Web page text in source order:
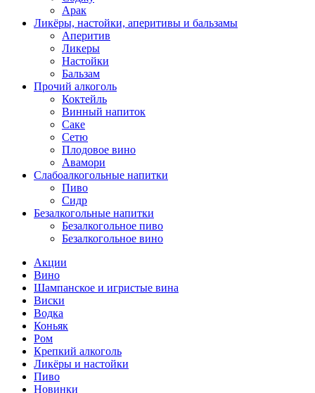
Арак
Ликёры, настойки, аперитивы и бальзамы
Аперитив
Ликеры
Настойки
Бальзам
Прочий алкоголь
Коктейль
Винный напиток
Саке
Сетю
Плодовое вино
Авамори
Слабоалкогольные напитки
Пиво
Сидр
Безалкогольные напитки
Безалкогольное пиво
Безалкогольное вино
Акции
Вино
Шампанское и игристые вина
Виски
Водка
Коньяк
Ром
Крепкий алкоголь
Ликёры и настойки
Пиво
Новинки